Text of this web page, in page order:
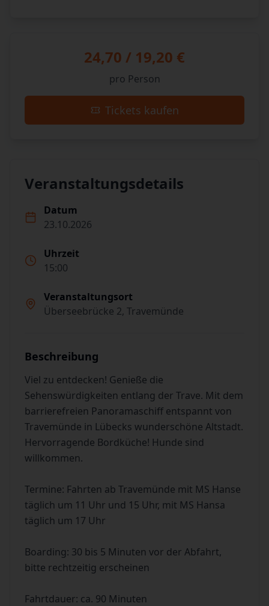
24,70 / 19,20 €
pro Person
Tickets kaufen
Veranstaltungsdetails
Datum
23.10.2026
Uhrzeit
15:00
Veranstaltungsort
Überseebrücke 2, Travemünde
Beschreibung
Viel zu entdecken! Genieße die
Sehenswürdigkeiten entlang der Trave. Mit dem
barrierefreien Panoramaschiff entspannt von
Travemünde in Lübecks wunderschöne Altstadt.
Hervorragende Bordküche! Hunde sind
willkommen.
Termine: Fahrten ab Travemünde mit MS Hanse
täglich um 11 Uhr und 15 Uhr, mit MS Hansa
täglich um 17 Uhr
Boarding: 30 bis 5 Minuten vor der Abfahrt,
bitte rechtzeitig erscheinen
Fahrtdauer: ca. 90 Minuten